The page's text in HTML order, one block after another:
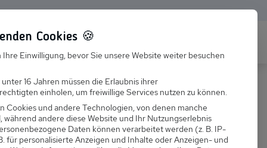
Suchen
Karriere
Ausbildung
Cookies 🍪
Einwilligung, bevor Sie unsere Website weiter besuchen
16 Jahren müssen die Erlaubnis ihrer
einholen, um freiwillige Services nutzen zu können.
Cookies und andere Technologien, von denen manche
während andere diese Website und Ihr Nutzungserlebnis
Daten können verarbeitet werden (z. B. IP-
für personalisierte Anzeigen und Inhalte oder Anzeigen- und
Suchen
Karriere
Ausbildung